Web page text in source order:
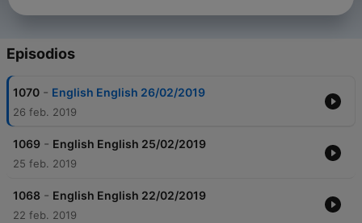
Episodios
1070 - English English 26/02/2019
26 feb. 2019
1069 - English English 25/02/2019
25 feb. 2019
1068 - English English 22/02/2019
22 feb. 2019